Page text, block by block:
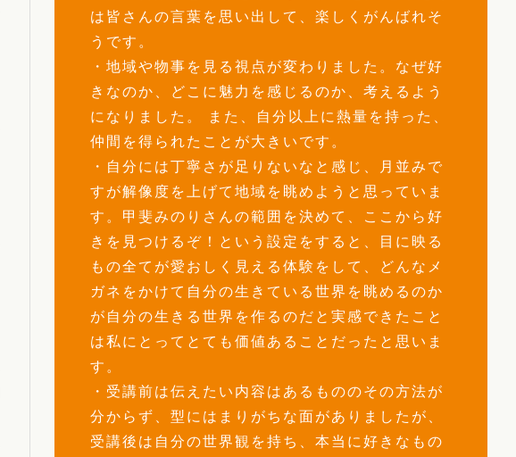
は皆さんの言葉を思い出して、楽しくがんばれそ
うです。
・地域や物事を見る視点が変わりました。なぜ好
きなのか、どこに魅力を感じるのか、考えるよう
になりました。 また、自分以上に熱量を持った、
仲間を得られたことが大きいです。
・自分には丁寧さが足りないなと感じ、月並みで
すが解像度を上げて地域を眺めようと思っていま
す。甲斐みのりさんの範囲を決めて、ここから好
きを見つけるぞ！という設定をすると、目に映る
もの全てが愛おしく見える体験をして、どんなメ
ガネをかけて自分の生きている世界を眺めるのか
が自分の生きる世界を作るのだと実感できたこと
は私にとってとても価値あることだったと思いま
す。
・受講前は伝えたい内容はあるもののその方法が
分からず、型にはまりがちな面がありましたが、
受講後は自分の世界観を持ち、本当に好きなもの